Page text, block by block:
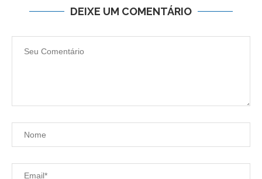
DEIXE UM COMENTÁRIO